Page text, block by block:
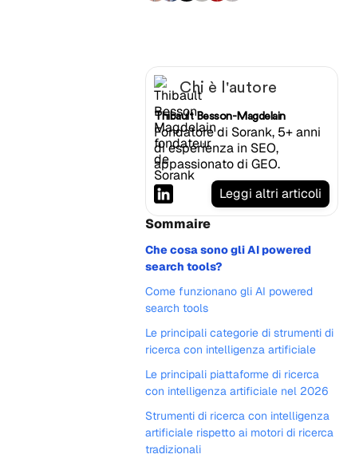
Chi è l'autore
Thibault Besson-Magdelain
Fondatore di Sorank, 5+ anni
di esperienza in SEO,
appassionato di GEO.
Leggi altri articoli
Sommaire
Che cosa sono gli AI powered
search tools?
Come funzionano gli AI powered
search tools
Le principali categorie di strumenti di
ricerca con intelligenza artificiale
Le principali piattaforme di ricerca
con intelligenza artificiale nel 2026
Strumenti di ricerca con intelligenza
artificiale rispetto ai motori di ricerca
tradizionali